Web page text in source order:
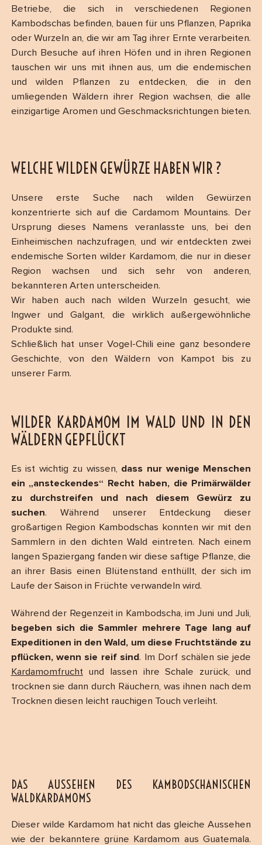
Betriebe, die sich in verschiedenen Regionen
Kambodschas befinden, bauen für uns Pflanzen, Paprika
oder Wurzeln an, die wir am Tag ihrer Ernte verarbeiten.
Durch Besuche auf ihren Höfen und in ihren Regionen
tauschen wir uns mit ihnen aus, um die endemischen
und wilden Pflanzen zu entdecken, die in den
umliegenden Wäldern ihrer Region wachsen, die alle
einzigartige Aromen und Geschmacksrichtungen bieten.
WELCHE WILDEN GEWÜRZE HABEN WIR ?
Unsere erste Suche nach wilden Gewürzen
konzentrierte sich auf die Cardamom Mountains. Der
Ursprung dieses Namens veranlasste uns, bei den
Einheimischen nachzufragen, und wir entdeckten zwei
endemische Sorten wilder Kardamom, die nur in dieser
Region wachsen und sich sehr von anderen,
bekannteren Arten unterscheiden.
Wir haben auch nach wilden Wurzeln gesucht, wie
Ingwer und Galgant, die wirklich außergewöhnliche
Produkte sind.
Schließlich hat unser Vogel-Chili eine ganz besondere
Geschichte, von den Wäldern von Kampot bis zu
unserer Farm.
WILDER KARDAMOM IM WALD UND IN DEN
WÄLDERN GEPFLÜCKT
Es ist wichtig zu wissen, dass nur wenige Menschen
ein „ansteckendes“ Recht haben, die Primärwälder
zu durchstreifen und nach diesem Gewürz zu
suchen. Während unserer Entdeckung dieser
großartigen Region Kambodschas konnten wir mit den
Sammlern in den dichten Wald eintreten. Nach einem
langen Spaziergang fanden wir diese saftige Pflanze, die
an ihrer Basis einen Blütenstand enthüllt, der sich im
Laufe der Saison in Früchte verwandeln wird.
Während der Regenzeit in Kambodscha, im Juni und Juli,
begeben sich die Sammler mehrere Tage lang auf
Expeditionen in den Wald, um diese Fruchtstände zu
pflücken, wenn sie reif sind. Im Dorf schälen sie jede
Kardamomfruchtund lassen ihre Schale zurück, und
trocknen sie dann durch Räuchern, was ihnen nach dem
Trocknen diesen leicht rauchigen Touch verleiht.
DAS AUSSEHEN DES KAMBODSCHANISCHEN
WALDKARDAMOMS
Dieser wilde Kardamom hat nicht das gleiche Aussehen
wie der bekanntere grüne Kardamom aus Guatemala.